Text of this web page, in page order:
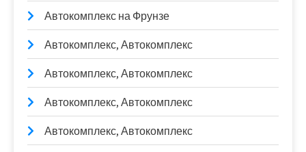
Автокомплекс на Фрунзе
Автокомплекс, Автокомплекс
Автокомплекс, Автокомплекс
Автокомплекс, Автокомплекс
Автокомплекс, Автокомплекс